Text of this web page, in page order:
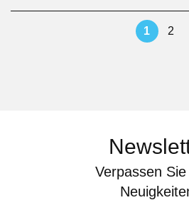
Seite
Sie
1 Seite
2
Verpassen